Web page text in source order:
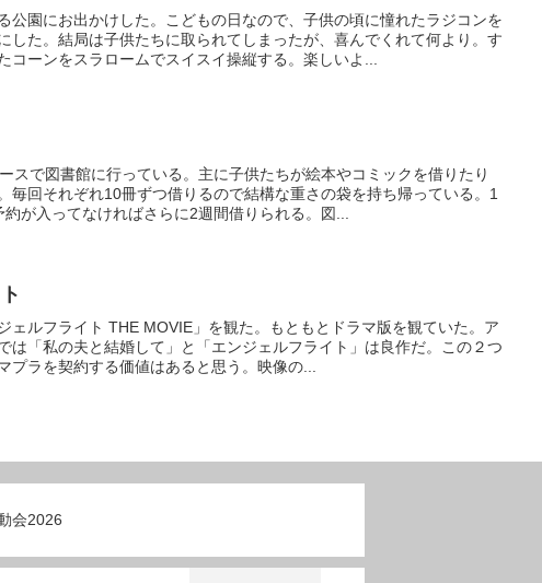
公園にお出かけした。こどもの日なので、子供の頃に憧れたラジコンを
した。結局は子供たちに取られてしまったが、喜んでくれて何より。す
コーンをスラロームでスイスイ操縦する。楽しいよ...
スで図書館に行っている。主に子供たちが絵本やコミックを借りたり
毎回それぞれ10冊ずつ借りるので結構な重さの袋を持ち帰っている。1
が入ってなければさらに2週間借りられる。図...
ェルフライト THE MOVIE」を観た。もともとドラマ版を観ていた。ア
は「私の夫と結婚して」と「エンジェルフライト」は良作だ。この２つ
プラを契約する価値はあると思う。映像の...
会2026